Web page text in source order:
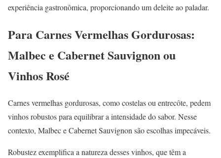
experiência gastronômica, proporcionando um deleite ao paladar.
Para Carnes Vermelhas Gordurosas:
Malbec e Cabernet Sauvignon ou
Vinhos Rosé
Carnes vermelhas gordurosas, como costelas ou entrecôte, pedem
vinhos robustos para equilibrar a intensidade do sabor. Nesse
contexto, Malbec e Cabernet Sauvignon são escolhas impecáveis.
Robustez exemplifica a natureza desses vinhos, que têm a